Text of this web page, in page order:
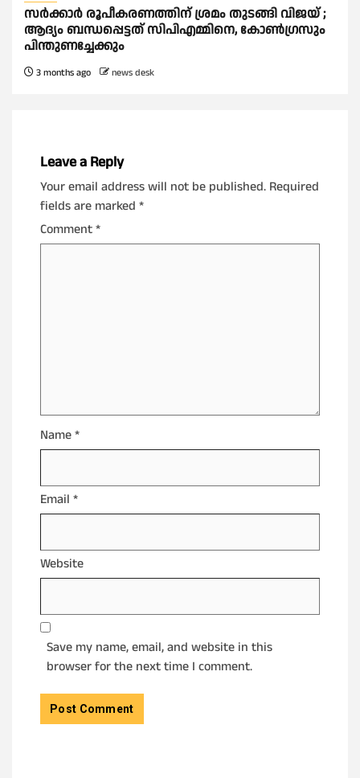
സര്‍ക്കാര്‍ രൂപീകരണത്തിന് ശ്രമം തുടങ്ങി വിജയ് ;
ആദ്യം ബന്ധപ്പെട്ടത് സിപിഎമ്മിനെ, കോണ്‍ഗ്രസും
പിന്തുണച്ചേക്കും
3 months ago news desk
Leave a Reply
Your email address will not be published. Required
fields are marked *
Comment*
Name*
Email *
Website
Save my name, email, and website in this
browser for the next time I comment.